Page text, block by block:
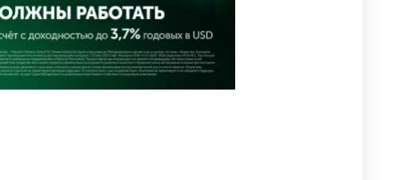
5
🗣 Мужчина сказал тост на
свадьбе и заработал
уголовное дело